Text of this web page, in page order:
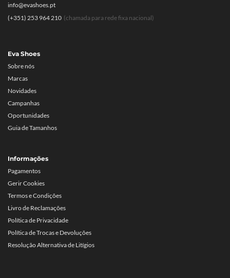
Eva Shoes
Sobre nós
Marcas
Novidades
Campanhas
Oportunidades
Guia de Tamanhos
Informações
Pagamentos
Gerir Cookies
Termos e Condições
Livro de Reclamações
Política de Privacidade
Política de Trocas e Devoluções
Resolução Alternativa de Litígios
info@evashoes.pt
(+351) 253 964 210 (chamada para rede fixa nacional)